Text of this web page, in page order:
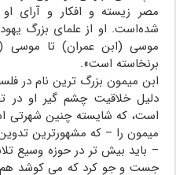
مصر زیسته و افکار و آرای او
شده‌است. او از علمای بزرگ
موسی (ابن عمران) تا موسی
برنخاسته است».
ابن میمون بزرگ ترین نام در
دلیل خلاقیت چشم گیر او در
است، که شایسته چنین شهرتی
میمون را – که مشهورترین
– باید بیش تر در حوزه وسیع
جست و جو کرد که می کوشد هم